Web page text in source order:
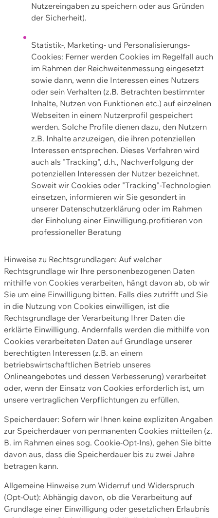
Nutzereingaben zu speichern oder aus Gründen
der Sicherheit).
Statistik-, Marketing- und Personalisierungs-
Cookies: Ferner werden Cookies im Regelfall auch
im Rahmen der Reichweitenmessung eingesetzt
sowie dann, wenn die Interessen eines Nutzers
oder sein Verhalten (z.B. Betrachten bestimmter
Inhalte, Nutzen von Funktionen etc.) auf einzelnen
Webseiten in einem Nutzerprofil gespeichert
werden. Solche Profile dienen dazu, den Nutzern
z.B. Inhalte anzuzeigen, die ihren potenziellen
Interessen entsprechen. Dieses Verfahren wird
auch als "Tracking", d.h., Nachverfolgung der
potenziellen Interessen der Nutzer bezeichnet.
Soweit wir Cookies oder "Tracking"-Technologien
einsetzen, informieren wir Sie gesondert in
unserer Datenschutzerklärung oder im Rahmen
der Einholung einer Einwilligung.profitieren von
professioneller Beratung
Hinweise zu Rechtsgrundlagen: Auf welcher
Rechtsgrundlage wir Ihre personenbezogenen Daten
mithilfe von Cookies verarbeiten, hängt davon ab, ob wir
Sie um eine Einwilligung bitten. Falls dies zutrifft und Sie
in die Nutzung von Cookies einwilligen, ist die
Rechtsgrundlage der Verarbeitung Ihrer Daten die
erklärte Einwilligung. Andernfalls werden die mithilfe von
Cookies verarbeiteten Daten auf Grundlage unserer
berechtigten Interessen (z.B. an einem
betriebswirtschaftlichen Betrieb unseres
Onlineangebotes und dessen Verbesserung) verarbeitet
oder, wenn der Einsatz von Cookies erforderlich ist, um
unsere vertraglichen Verpflichtungen zu erfüllen.
Speicherdauer: Sofern wir Ihnen keine expliziten Angaben
zur Speicherdauer von permanenten Cookies mitteilen (z.
B. im Rahmen eines sog. Cookie-Opt-Ins), gehen Sie bitte
davon aus, dass die Speicherdauer bis zu zwei Jahre
betragen kann.
Allgemeine Hinweise zum Widerruf und Widerspruch
(Opt-Out): Abhängig davon, ob die Verarbeitung auf
Grundlage einer Einwilligung oder gesetzlichen Erlaubnis